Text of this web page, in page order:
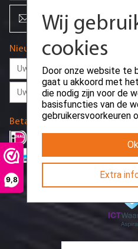
9,8
info@creoserver.com
Nieuwsbrief
Betaalmethodes
Wij
cookies
Door onze website te
gaat u akkoord met
die nodig zijn voor de
basisfuncties van de
gebruikersvoorkeuren
Ok
Extra